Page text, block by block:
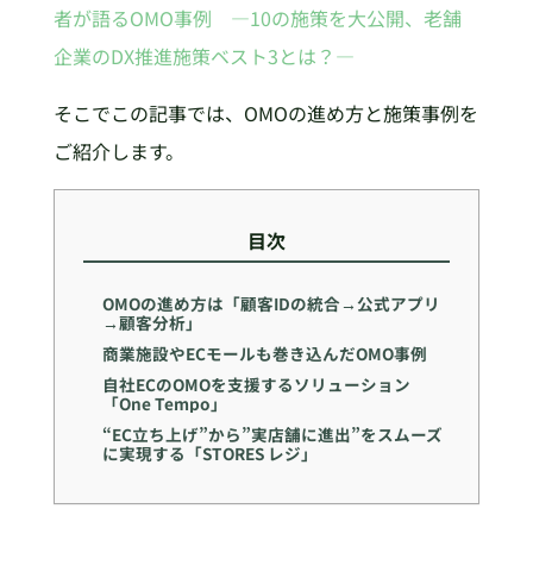
者が語るOMO事例 ―10の施策を大公開、老舗
企業のDX推進施策ベスト3とは？―
そこでこの記事では、OMOの進め方と施策事例を
ご紹介します。
目次
OMOの進め方は「顧客IDの統合→公式アプリ
→顧客分析」
商業施設やECモールも巻き込んだOMO事例
自社ECのOMOを支援するソリューション
「One Tempo」
“EC立ち上げ”から”実店舗に進出”をスムーズ
に実現する「STORES レジ」